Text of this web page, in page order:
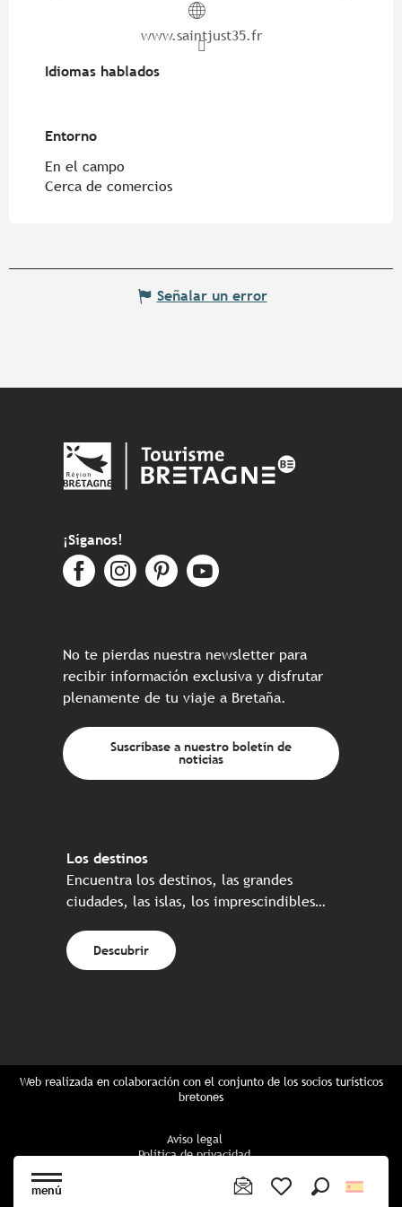
menú
www.saintjust35.fr
Idiomas hablados
Idiomas hablados
Entorno
Entorno
En el campo
Cerca de comercios
Señalar un error
¡Síganos!
No te pierdas nuestra newsletter para
recibir información exclusiva y disfrutar
plenamente de tu viaje a Bretaña.
Suscríbase a nuestro boletín de
noticias
Los destinos
Encuentra los destinos, las grandes
ciudades, las islas, los imprescindibles…
Descubrir
Web realizada en colaboración con el conjunto de los socios turísticos
bretones
Aviso legal
Política de privacidad
Configuración de cookies